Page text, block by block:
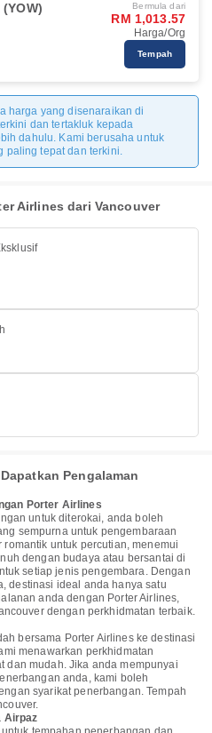
Bermula dari
RM 1,013.57
Harga/Org
Tempah
harga yang disenaraikan di
dan tertakluk kepada
dahulu. Kami berusaha untuk
paling tepat dan terkini.
Airlines dari Vancouver
Pengalaman
Porter Airlines
untuk diterokai, anda boleh
sempurna untuk pengembaraan
untuk percutian, menemui
dengan budaya atau bersantai di
setiap jenis pengembara. Dengan
destinasi ideal anda hanya satu
anda dengan Porter Airlines,
dengan perkhidmatan terbaik.
bersama Porter Airlines ke destinasi
menawarkan perkhidmatan
dan mudah. Jika anda mempunyai
anda, kami boleh
syarikat penerbangan. Tempah
Airpaz